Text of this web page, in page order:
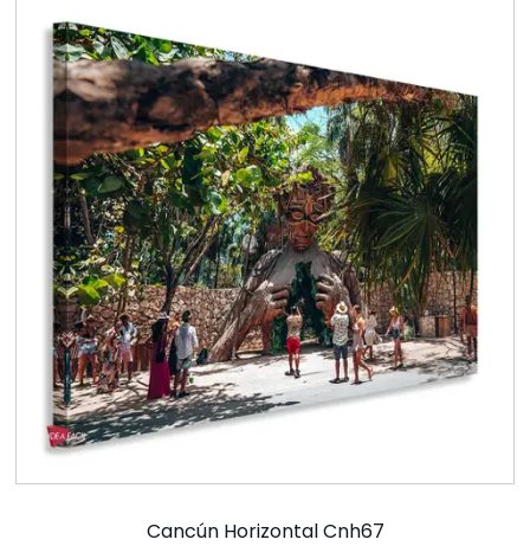
Cancún Horizontal Cnh67